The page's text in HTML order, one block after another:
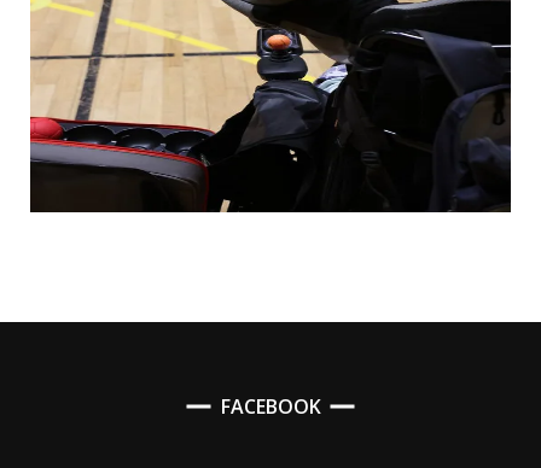
FACEBOOK